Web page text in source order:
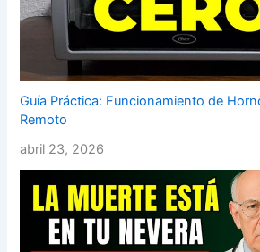
Guía Práctica: Funcionamiento de
Remoto
abril 23, 2026